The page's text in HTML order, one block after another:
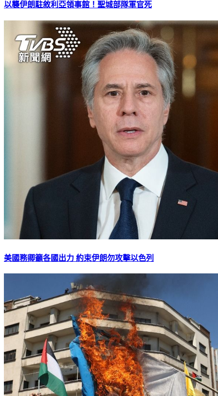
以襲伊朗駐敘利亞領事館！聖城部隊軍官死
美國務卿籲各國出力 約束伊朗勿攻擊以色列